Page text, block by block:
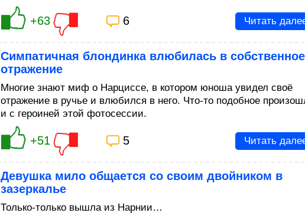
+63 6 Читать
Симпатичная блондинка влюбилась в собственное
отражение
Многие знают миф о Нарциссе, в котором юноша увидел своё
отражение в ручье и влюбился в него. Что-то подобное
и с героиней этой фотосессии.
+51 5 Читать
Девушка мило общается со своим двойником в
зазеркалье
Только-только вышла из Нарнии…